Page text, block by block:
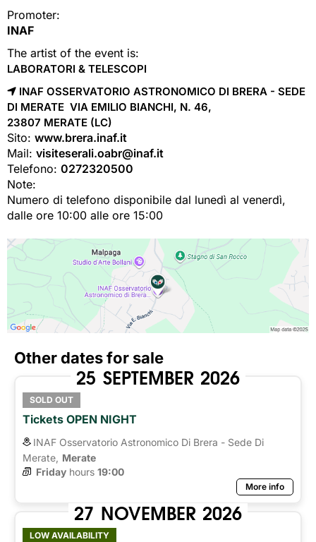
Promoter:
INAF
The artist of the event is:
LABORATORI & TELESCOPI
INAF OSSERVATORIO ASTRONOMICO DI BRERA - SEDE
DI MERATE VIA EMILIO BIANCHI, N. 46,
23807 MERATE (LC)
Sito: www.brera.inaf.it
Mail: visiteserali.oabr@inaf.it
Telefono: 0272320500
Note:
Numero di telefono disponibile dal lunedì al venerdì,
dalle ore 10:00 alle ore 15:00
Other dates for sale
25 SEPTEMBER 2026
SOLD OUT
Tickets OPEN NIGHT
INAF Osservatorio Astronomico Di Brera - Sede Di
Merate, Merate
Friday hours 19:00
More info
27 NOVEMBER 2026
LOW AVAILABILITY